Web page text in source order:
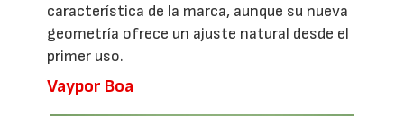
característica de la marca, aunque su nueva
geometría ofrece un ajuste natural desde el
primer uso.
Vaypor Boa